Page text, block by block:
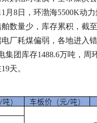
月8日，环渤海5500K动
数量少，库存累积，截
厂耗煤偏弱，各地进入
团库存1488.6万吨，周
天。